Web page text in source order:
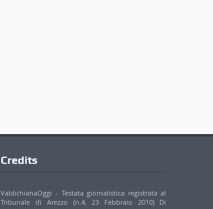
ValdichianaOggi - Testata giornalistica registrata al
Tribunale di Arezzo (n.4, 23 Febbraio 2010) Di
Sede: Via Mazzuoli 24/A - 52044 Cortona (AR)
P. IVA 01895420519